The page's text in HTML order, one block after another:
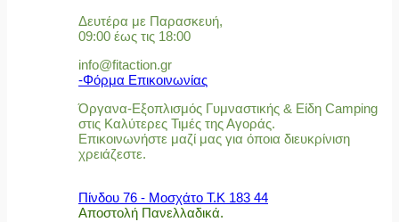
Δευτέρα με Παρασκευή,
09:00 έως τις 18:00
info@fitaction.gr
-Φόρμα Επικοινωνίας
Όργανα-Εξοπλισμός Γυμναστικής & Είδη Camping
στις Καλύτερες Τιμές της Αγοράς.
Επικοινωνήστε μαζί μας για όποια διευκρίνιση
χρειάζεστε.
Πίνδου 76 - Μοσχάτο Τ.Κ 183 44
Αποστολή Πανελλαδικά.